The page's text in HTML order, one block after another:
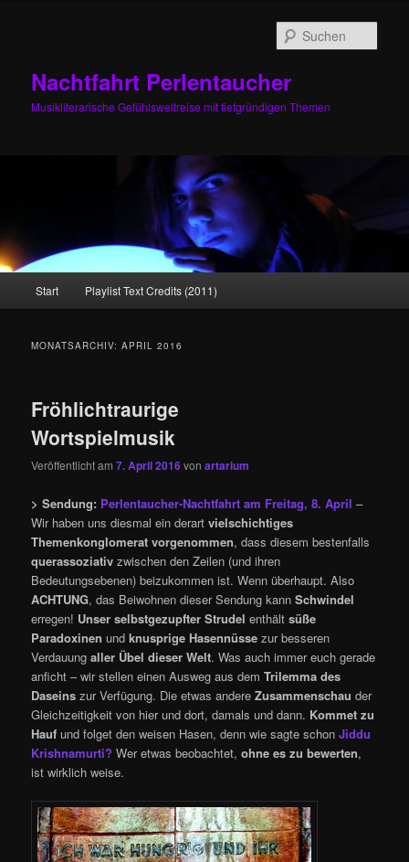
Nachtfahrt Perlentaucher
Musikliterarische Gefühlsweltreise mit tiefgründigen Themen
Start Playlist Text Credits (2011)
MONATSARCHIV:APRIL 2016
Fröhlichtraurige
Wortspielmusik
Veröffentlicht am7. April 2016vonartarium
> Sendung: Perlentaucher-Nachtfahrt am Freitag, 8. April –
Wir haben uns diesmal ein derartvielschichtiges
Themenkonglomerat vorgenommen, dass diesem bestenfalls
querassoziativ zwischen den Zeilen (und ihren
Bedeutungsebenen) beizukommen ist. Wenn überhaupt. Also
ACHTUNG, das Beiwohnen dieser Sendung kannSchwindel
erregen! Unser selbstgezupfter Strudel enthältsüße
Paradoxinen undknusprige Hasennüsse zur besseren
Verdauungaller Übel dieser Welt. Was auch immer euch gerade
anficht – wir stellen einen Ausweg aus demTrilemma des
Daseins zur Verfügung. Die etwas andereZusammenschau der
Gleichzeitigkeit von hier und dort, damals und dann. Kommet zu
Hauf und folget den weisen Hasen, denn wie sagte schonJiddu
Krishnamurti? Wer etwas beobachtet,ohne es zu bewerten,
ist wirklich weise.